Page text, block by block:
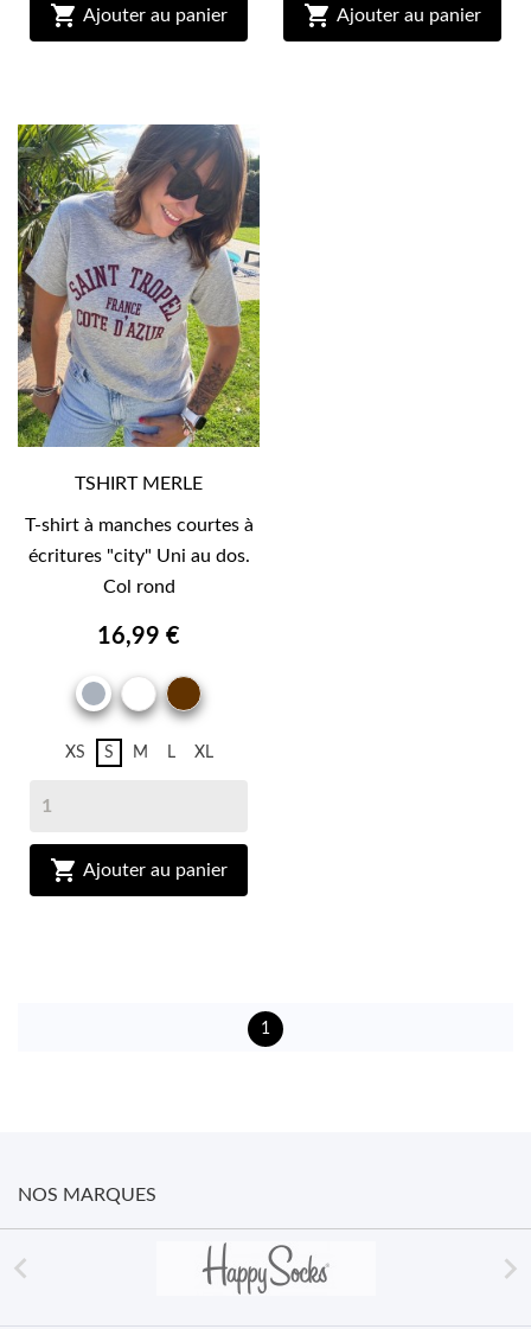
 Ajouter au panier  Ajouter au panier
TSHIRT MERLE
T-shirt à manches courtes à
écritures "city" Uni au dos.
Col rond
16,99 €
GRISBLANCMARRON
BRUN
XS S M L XL
 Ajouter au panier
1
NOS MARQUES
 